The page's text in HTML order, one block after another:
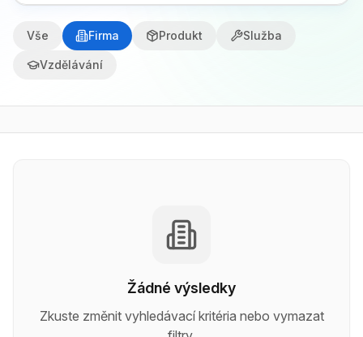
Vše Firma Produkt Služba
Vzdělávání
Žádné výsledky
Zkuste změnit vyhledávací kritéria nebo vymazat